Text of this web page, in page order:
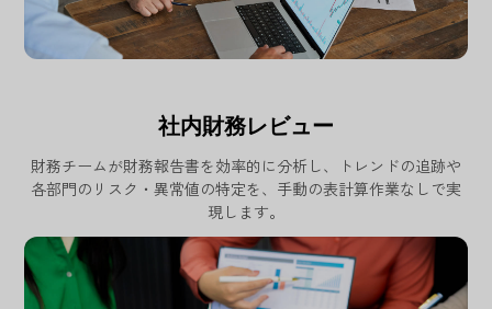
社内財務レビュー
財務チームが財務報告書を効率的に分析し、トレンドの追跡や
各部門のリスク・異常値の特定を、手動の表計算作業なしで実
現します。